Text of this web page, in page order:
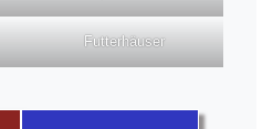
Futterhäuser